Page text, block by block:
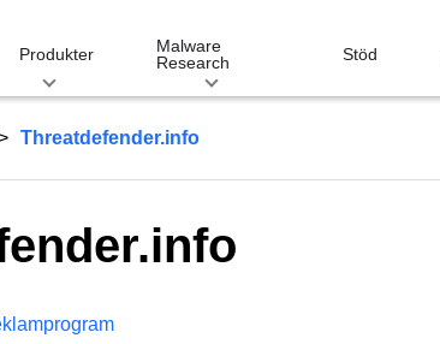
Produkter
Malware
Research
Stöd
Threatdefender.info